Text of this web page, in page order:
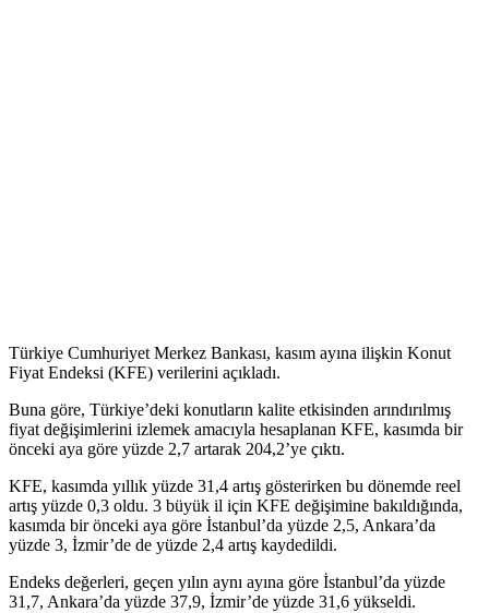
Türkiye Cumhuriyet Merkez Bankası, kasım ayına ilişkin Konut
Fiyat Endeksi (KFE) verilerini açıkladı.
Buna göre, Türkiye’deki konutların kalite etkisinden arındırılmış
fiyat değişimlerini izlemek amacıyla hesaplanan KFE, kasımda bir
önceki aya göre yüzde 2,7 artarak 204,2’ye çıktı.
KFE, kasımda yıllık yüzde 31,4 artış gösterirken bu dönemde reel
artış yüzde 0,3 oldu. 3 büyük il için KFE değişimine bakıldığında,
kasımda bir önceki aya göre İstanbul’da yüzde 2,5, Ankara’da
yüzde 3, İzmir’de de yüzde 2,4 artış kaydedildi.
Endeks değerleri, geçen yılın aynı ayına göre İstanbul’da yüzde
31,7, Ankara’da yüzde 37,9, İzmir’de yüzde 31,6 yükseldi.